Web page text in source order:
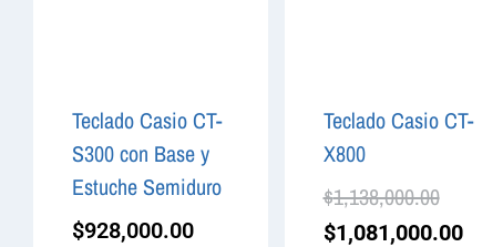
Teclado Casio CT-
S300 con Base y
Estuche Semiduro
$928,000.00
Teclado Casio CT-
X800
$1,138,000.00
$1,081,000.00